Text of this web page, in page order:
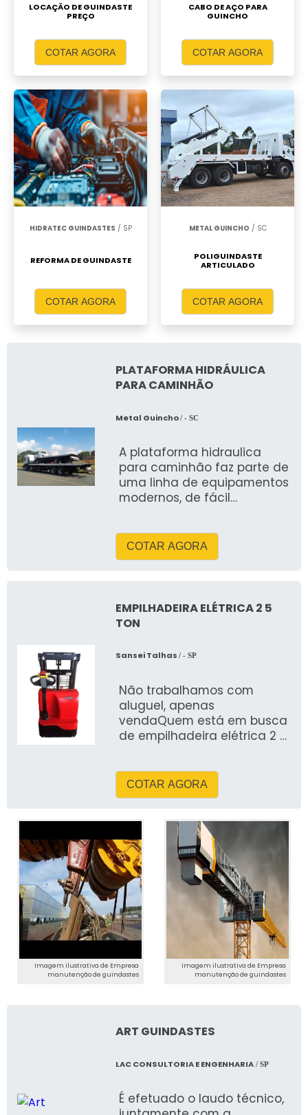
LOCAÇÃO DE GUINDASTE
PREÇO
COTAR AGORA
CABO DE AÇO PARA
GUINCHO
COTAR AGORA
HIDRATEC GUINDASTES / SP
REFORMA DE GUINDASTE
COTAR AGORA
METAL GUINCHO / SC
POLIGUINDASTE
ARTICULADO
COTAR AGORA
PLATAFORMA HIDRÁULICA
PARA CAMINHÃO
Metal Guincho/ - SC
A plataforma hidraulica
para caminhão faz parte de
uma linha de equipamentos
modernos, de fácil
s&atild
COTAR AGORA
EMPILHADEIRA ELÉTRICA 2 5
TON
Sansei Talhas / - SP
Não trabalhamos com
aluguel, apenas
vendaQuem está em busca
de empilhadeira elétrica 2 5
COTAR AGORA
Imagem ilustrativa de Empresa
manutenção de guindastes
Imagem ilustrativa de Empresa
manutenção de guindastes
ART GUINDASTES
LAC CONSULTORIA E ENGENHARIA/ SP
É efetuado o laudo técnico,